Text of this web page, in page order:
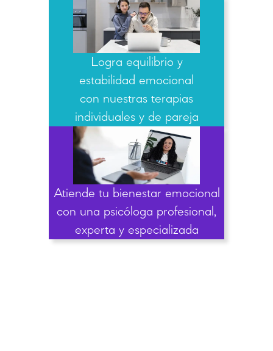
Logra equilibrio y
estabilidad emocional
con nuestras terapias
individuales y de pareja
Atiende tu bienestar emocional
con una psicóloga profesional,
experta y especializada